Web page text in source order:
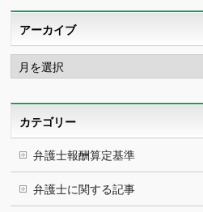
アーカイブ
ア
ー
カ
カテゴリー
弁護士報酬算定基準
弁護士に関する記事